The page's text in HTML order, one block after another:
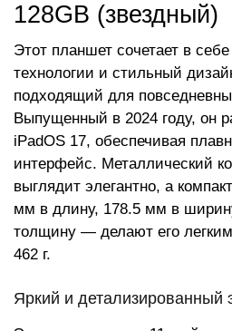
128GB (звездный)
Этот планшет сочетает в
технологии и стильный
подходящий для
Выпущенный в 2024 году, он
iPadOS 17, обеспечивая
интерфейс. Металлический
выглядит элегантно, а
мм в длину, 178.5 мм в
толщину — делают его
462 г.
Яркий и детализированный